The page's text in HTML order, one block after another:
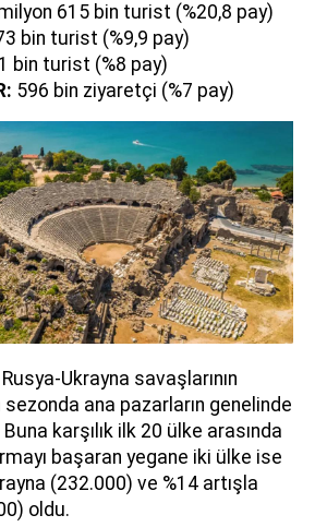
615 bin turist (%20,8 pay)
bin turist (%9,9 pay)
bin turist (%8 pay)
596 bin ziyaretçi (%7 pay)
Ukrayna savaşlarının
ana pazarların genelinde
karşılık ilk 20 ülke arasında
başaran yegane iki ülke ise
(232.000) ve %14 artışla
oldu.